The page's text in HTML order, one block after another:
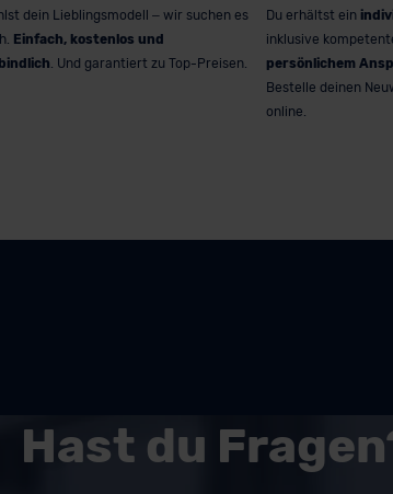
dein Lieblingsmodell – wir suchen es
Einfach, kostenlos und
. Und garantiert zu Top-Preisen.
Du erhältst ein
inklusive
persönlichem
Bestelle deinen
online.
Hast du